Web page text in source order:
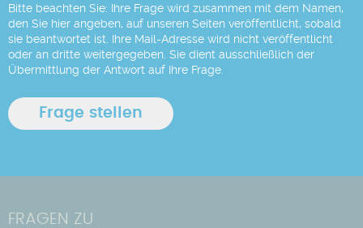
Bitte beachten Sie: Ihre Frage wird zusammen mit dem Namen,
den Sie hier angeben, auf unseren Seiten veröffentlicht, sobald
sie beantwortet ist. Ihre Mail-Adresse wird nicht veröffentlicht
oder an dritte weitergegeben. Sie dient ausschließlich der
Übermittlung der Antwort auf Ihre Frage.
FRAGEN ZU